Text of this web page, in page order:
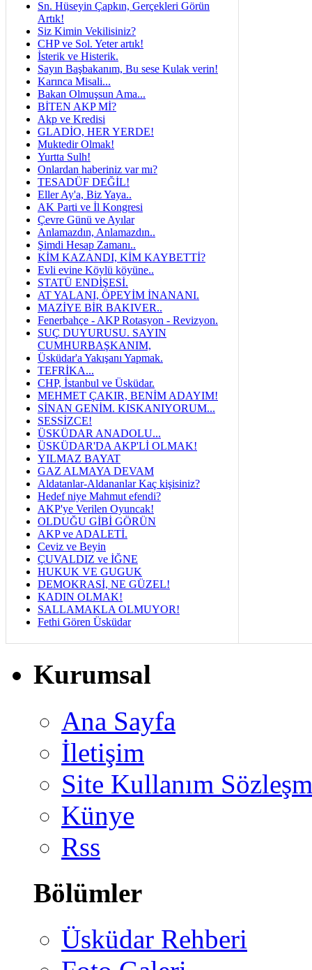
Sn. Hüseyin Çapkın, Gerçekleri Görün
Artık!
Siz Kimin Vekilisiniz?
CHP ve Sol. Yeter artık!
İsterik ve Histerik.
Sayın Başbakanım, Bu sese Kulak verin!
Karınca Misali...
Bakan Olmuşsun Ama...
BİTEN AKP Mİ?
Akp ve Kredisi
GLADİO, HER YERDE!
Muktedir Olmak!
Yurtta Sulh!
Onlardan haberiniz var mı?
TESADÜF DEĞİL!
Eller Ay'a, Biz Yaya..
AK Parti ve İl Kongresi
Çevre Günü ve Ayılar
Anlamazdın, Anlamazdın..
Şimdi Hesap Zamanı..
KİM KAZANDI, KİM KAYBETTİ?
Evli evine Köylü köyüne..
STATÜ ENDİŞESİ.
AT YALANI, ÖPEYİM İNANANI.
MAZİYE BİR BAKIVER..
Fenerbahçe - AKP Rotasyon - Revizyon.
SUÇ DUYURUSU. SAYIN
CUMHURBAŞKANIM,
Üsküdar'a Yakışanı Yapmak.
TEFRİKA...
CHP, İstanbul ve Üsküdar.
MEHMET ÇAKIR, BENİM ADAYIM!
SİNAN GENİM. KISKANIYORUM...
SESSİZCE!
ÜSKÜDAR ANADOLU...
ÜSKÜDAR'DA AKP'Lİ OLMAK!
YILMAZ BAYAT
GAZ ALMAYA DEVAM
Aldatanlar-Aldananlar Kaç kişisiniz?
Hedef niye Mahmut efendi?
AKP'ye Verilen Oyuncak!
OLDUĞU GİBİ GÖRÜN
AKP ve ADALETİ.
Ceviz ve Beyin
ÇUVALDIZ ve İĞNE
HUKUK VE GUGUK
DEMOKRASİ, NE GÜZEL!
KADIN OLMAK!
SALLAMAKLA OLMUYOR!
Fethi Gören Üsküdar
Kurumsal
Ana Sayfa
İletişim
Site Kullanım
Künye
Rss
Bölümler
Üsküdar Rehberi